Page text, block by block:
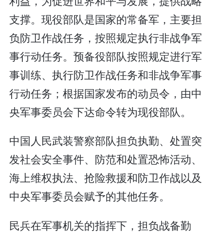
支撑。现役部队是国家的常备军，主要担
负防卫作战任务，按照规定执行非战争军
事行动任务。预备役部队按照规定进行军
事训练、执行防卫作战任务和非战争军事
行动任务；根据国家发布的动员令，由中
央军事委员会下达命令转为现役部队。
中国人民武装警察部队担负执勤、处置突
发社会安全事件、防范和处置恐怖活动、
海上维权执法、抢险救援和防卫作战以及
中央军事委员会赋予的其他任务。
民兵在军事机关的指挥下，担负战备勤